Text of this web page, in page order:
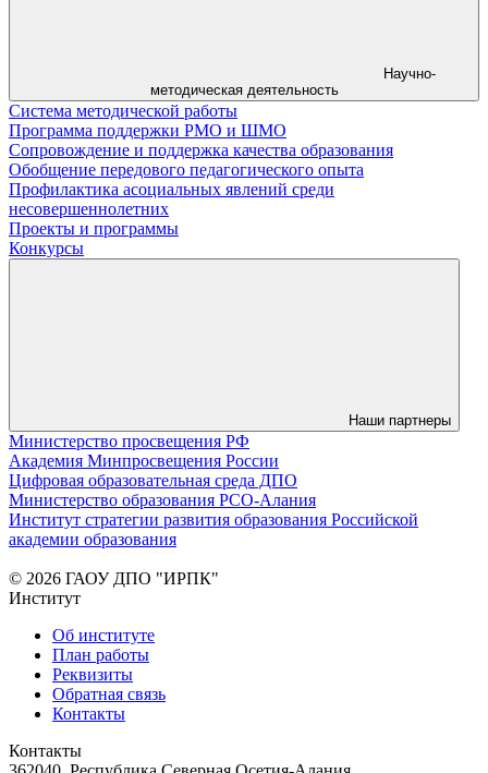
Научно-
методическая деятельность
Система методической работы
Программа поддержки РМО и ШМО
Сопровождение и поддержка качества образования
Обобщение передового педагогического опыта
Профилактика асоциальных явлений среди
несовершеннолетних
Проекты и программы
Конкурсы
Наши партнеры
Министерство просвещения РФ
Академия Минпросвещения России
Цифровая образовательная среда ДПО
Министерство образования РСО-Алания
Институт стратегии развития образования Российской
академии образования
© 2026 ГАОУ ДПО "ИРПК"
Институт
Об институте
План работы
Реквизиты
Обратная связь
Контакты
Контакты